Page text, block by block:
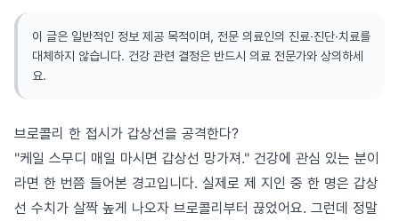
이 글은 일반적인 정보 제공 목적이며, 전문 의료인의 진료·진단·치료를
대체하지 않습니다. 건강 관련 결정은 반드시 의료 전문가와 상의하세
요.
브로콜리 한 접시가 갑상선을 공격한다?
"케일 스무디 매일 마시면 갑상선 망가져." 건강에 관심 있는 분이
라면 한 번쯤 들어본 경고입니다. 실제로 제 지인 중 한 명은 갑상
선 수치가 살짝 높게 나오자 브로콜리부터 끊었어요. 그런데 정말